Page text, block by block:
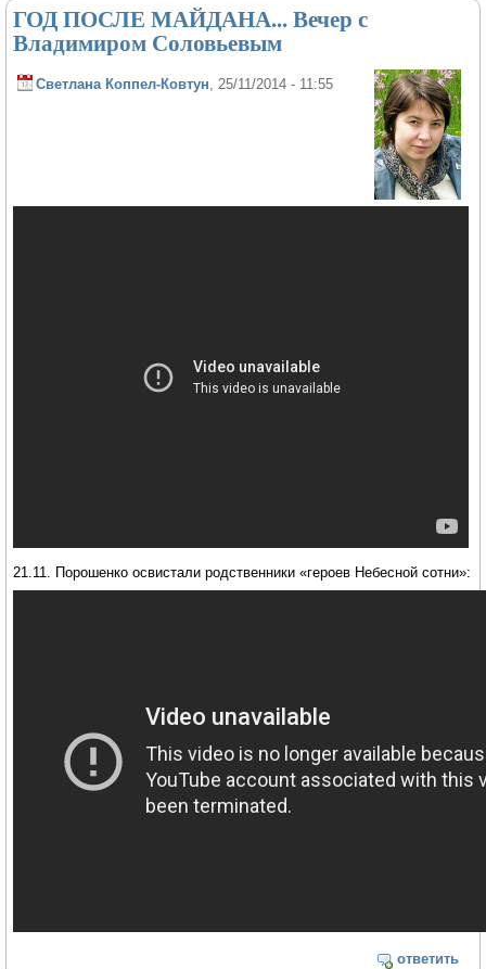
ГОД ПОСЛЕ МАЙДАНА... Вечер с
Владимиром Соловьевым
Светлана Коппел-Ковтун , 25/11/2014 - 11:55
21.11. Порошенко освистали родственники «героев Небесной сотни»:
ответить